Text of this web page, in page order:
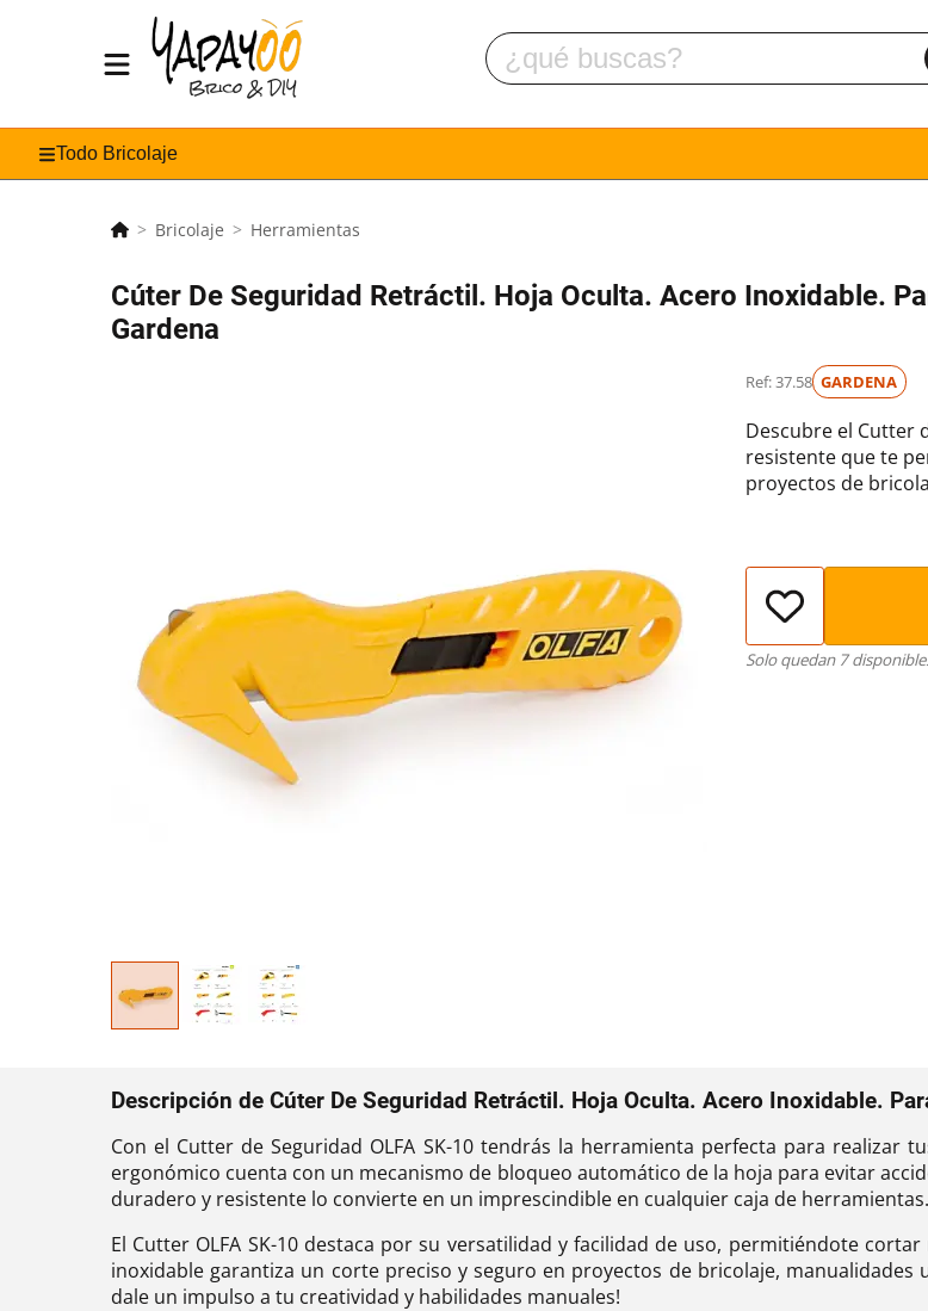
Todo Bricolaje
Bricolaje Herramientas
Cúter De Seguridad Retráctil. Hoja Oculta. Acero Inoxidable.
Gardena
Ref: 37.58 GARDENA
Descubre el Cutter
resistente que te
proyectos de
Solo quedan 7
Descripción de Cúter De Seguridad Retráctil. Hoja Oculta. Acero Inoxidable.
Con el Cutter de Seguridad OLFA SK-10 tendrás la herramienta perfecta para
ergonómico cuenta con un mecanismo de bloqueo automático de la hoja para evitar
duradero y resistente lo convierte en un imprescindible en cualquier caja de herramientas.
El Cutter OLFA SK-10 destaca por su versatilidad y facilidad de uso, permitiéndote
inoxidable garantiza un corte preciso y seguro en proyectos de bricolaje, manualidades
dale un impulso a tu creatividad y habilidades manuales!